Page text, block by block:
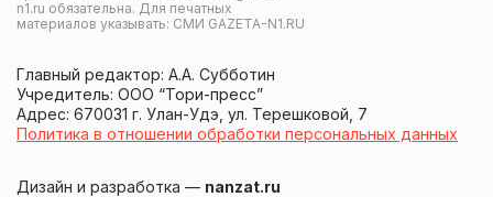
n1.ru обязательна. Для печатных
материалов указывать: СМИ GAZETA-N1.RU
Главный редактор: А.А. Субботин
Учредитель: ООО “Тори-пресс”
Адрес: 670031 г. Улан-Удэ, ул. Терешковой, 7
Политика в отношении обработки персональных данных
Дизайн и разработка — nanzat.ru